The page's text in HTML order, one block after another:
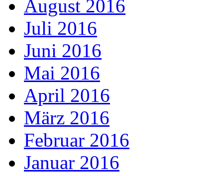
August 2016
Juli 2016
Juni 2016
Mai 2016
April 2016
März 2016
Februar 2016
Januar 2016